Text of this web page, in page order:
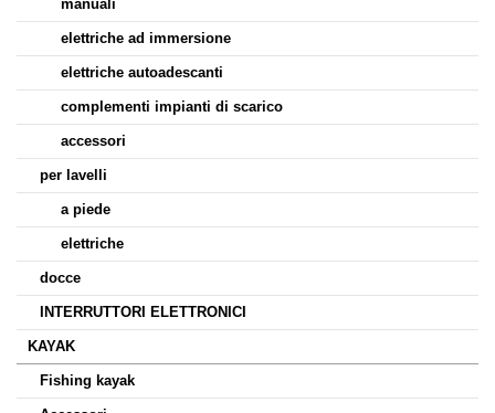
manuali
elettriche ad immersione
elettriche autoadescanti
complementi impianti di scarico
accessori
per lavelli
a piede
elettriche
docce
INTERRUTTORI ELETTRONICI
KAYAK
Fishing kayak